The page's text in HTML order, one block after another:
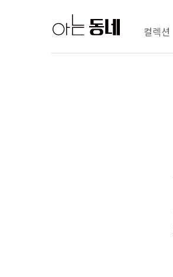
컬렉션